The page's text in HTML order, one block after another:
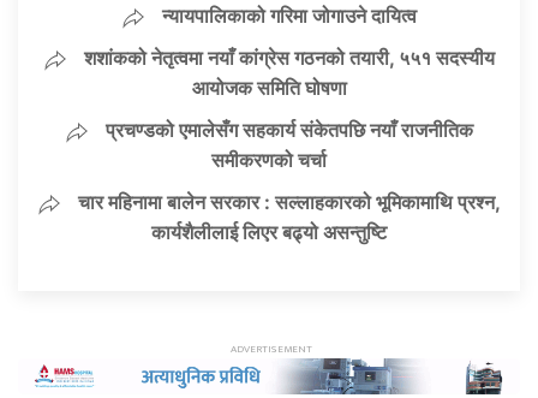
न्यायपालिकाको गरिमा जोगाउने दायित्व
शशांकको नेतृत्वमा नयाँ कांग्रेस गठनको तयारी, ५५१ सदस्यीय
आयोजक समिति घोषणा
प्रचण्डको एमालेसँग सहकार्य संकेतपछि नयाँ राजनीतिक
समीकरणको चर्चा
चार महिनामा बालेन सरकार : सल्लाहकारको भूमिकामाथि प्रश्न,
कार्यशैलीलाई लिएर बढ्यो असन्तुष्टि